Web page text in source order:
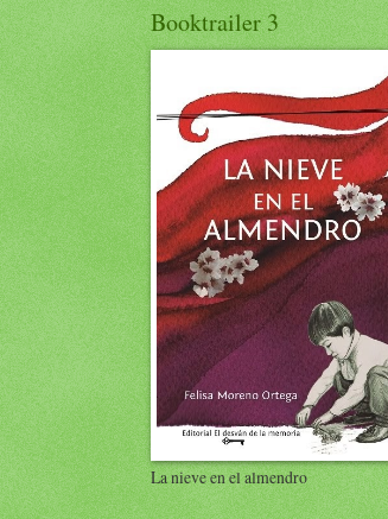
Booktrailer 3
La nieve en el almendro